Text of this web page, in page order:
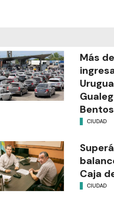
Más
Bentos
CIUDAD
Caja
CIUDAD